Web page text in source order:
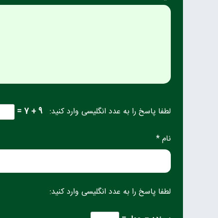
لطفا پاسخ را به عدد انگلیسی وارد کنید: 9 + 7 =
نام *
لطفا پاسخ را به عدد انگلیسی وارد کنید: